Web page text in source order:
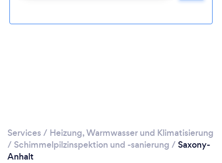
Services / Heizung, Warmwasser und Klimatisierung
/ Schimmelpilzinspektion und -sanierung / Saxony-
Anhalt